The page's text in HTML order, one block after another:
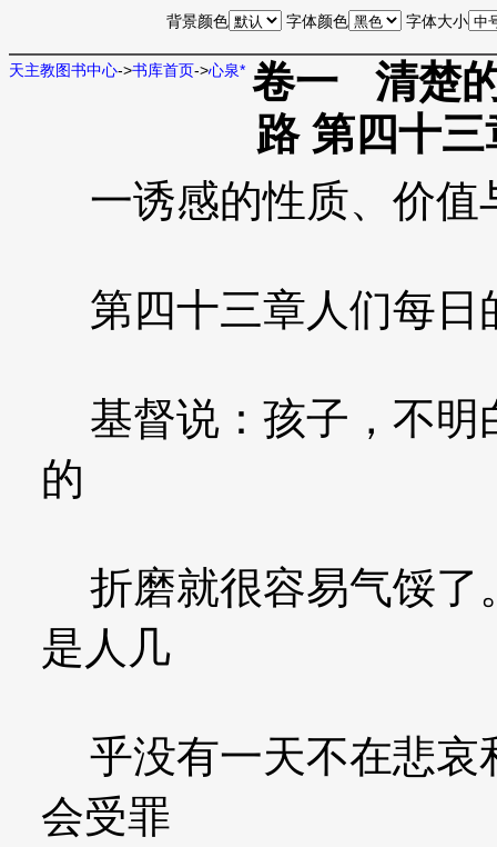
背景颜色 字体颜色 字体大小
天主教图书中心->书库首页->心泉* 卷一 清楚
路 第四十
一诱感的性质、价值
第四十三章人们每日
基督说：孩子，不明
的
折磨就很容易气馁了
是人几
乎没有一天不在悲哀
会受罪